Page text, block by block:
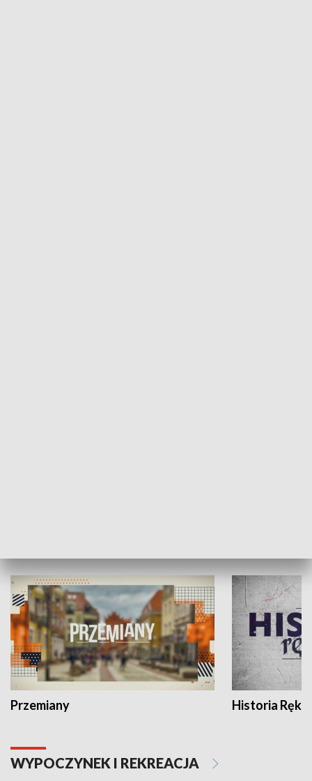
Przemiany Historia Ręką
WYPOCZYNEK I REKREACJA